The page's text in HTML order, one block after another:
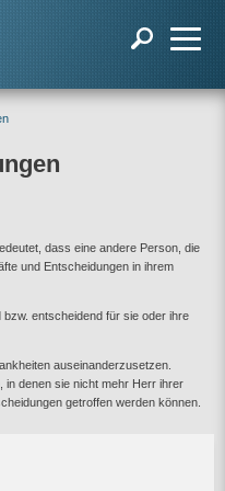
dass eine andere Person, die
und Entscheidungen in ihrem
entscheidend für sie oder ihre
auseinanderzusetzen.
in denen sie nicht mehr Herr ihrer
getroffen werden können.